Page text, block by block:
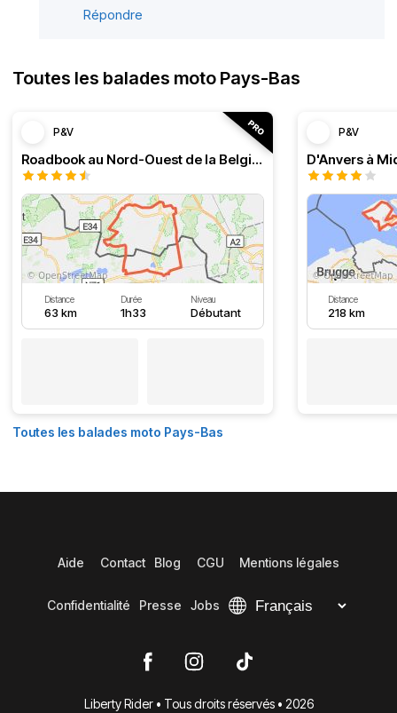
Répondre
Toutes les balades moto Pays-Bas
P&V
Roadbook au Nord-Ouest de la Belgique, boucle à Lommel
Distance
63 km
Durée
1h33
Niveau
Débutant
P&V
D'Anvers à
Distance
218 km
Toutes les balades moto Pays-Bas
Aide Contact Blog CGU Mentions légales
Confidentialité Presse Jobs
Liberty Rider • Tous droits réservés • 2026